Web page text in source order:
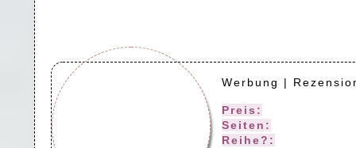
Werbung |
Preis:
Seiten:
Reihe?: